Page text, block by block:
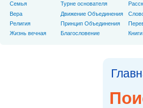
Cемья
Вера
Религия
Жизнь вечная
Турне основателя
Движение Объединения
Принцип Объединения
Благословение
Книги